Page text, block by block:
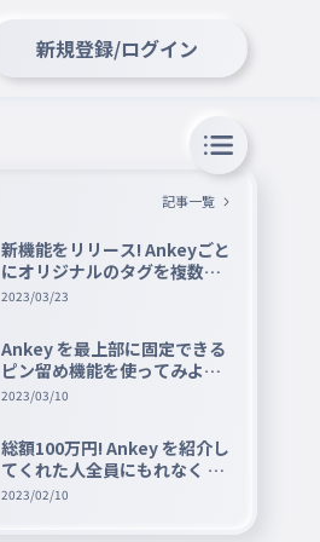
新規登録/ログイン
記事一覧
新機能をリリース! Ankeyごと
にオリジナルのタグを複数設
定できる『タグ機能』を紹介
2023/03/23
Ankey を最上部に固定できる
ピン留め機能を使ってみよう
📌
2023/03/10
総額100万円! Ankey を紹介し
てくれた人全員にもれなく A
mazon ギフト券 5000 円分を
2023/02/10